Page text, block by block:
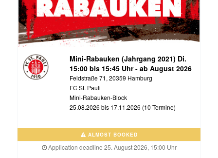
Mini-Rabauken (Jahrgang 2021) Di.
15:00 bis 15:45 Uhr - ab August 2026
Feldstraße 71, 20359 Hamburg
FC St. Pauli
Mini-Rabauken-Block
25.08.2026 bis 17.11.2026 (10 Termine)
ALMOST BOOKED
Application deadline 25. August 2026, 15:00 Uhr